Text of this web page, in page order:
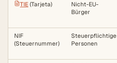
TIE(Tarjeta)
Nicht-EU-
Bürger
NIF
(Steuernummer)
Steuerpflichtige
Personen